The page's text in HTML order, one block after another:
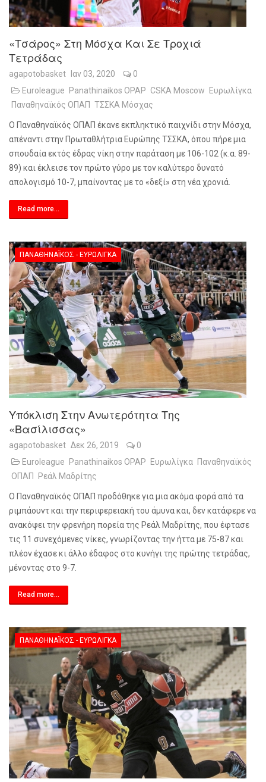
«Τσάρος» Στη Μόσχα Και Σε Τροχιά
Τετράδας
agapotobasket Ιαν 03, 2020
0
Euroleague
Panathinaikos OPAP CSKA Moscow
Ευρωλίγκα
Παναθηναϊκός ΟΠΑΠ ΤΣΣΚΑ Μόσχας
Ο Παναθηναϊκός ΟΠΑΠ έκανε εκπληκτικό παιχνίδι στην Μόσχα,
απέναντι στην Πρωταθλήτρια Ευρώπης ΤΣΣΚΑ, όπου πήρε μια
σπουδαία εκτός έδρας νίκη στην παράταση με 106-102 (κ.α. 89-
89) και έκλεισε τον πρώτο γύρο με τον καλύτερο δυνατό
απολογισμό 10-7, μπαίνοντας με το «δεξί» στη νέα χρονιά.
Read more...
ΠΑΝΑΘΗΝΑΪΚΌΣ - ΕΥΡΩΛΊΓΚΑ
Υπόκλιση Στην Ανωτερότητα Της
«Βασίλισσας»
agapotobasket Δεκ 26, 2019
0
Euroleague
Panathinaikos OPAP Ευρωλίγκα
Παναθηναϊκός
ΟΠΑΠ
Ρεάλ Μαδρίτης
Ο Παναθηναϊκός ΟΠΑΠ προδόθηκε για μια ακόμα φορά από τα
ριμπάουντ και την περιφερειακή του άμυνα και, δεν κατάφερε να
ανακόψει την φρενήρη πορεία της Ρεάλ Μαδρίτης, που έφτασε
τις 11 συνεχόμενες νίκες, γνωρίζοντας την ήττα με 75-87 και
πλέον έχασε κι άλλο έδαφος στο κυνήγι της πρώτης τετράδας,
μένοντας στο 9-7.
Read more...
ΠΑΝΑΘΗΝΑΪΚΌΣ - ΕΥΡΩΛΊΓΚΑ